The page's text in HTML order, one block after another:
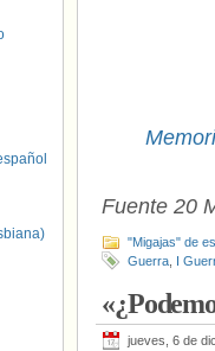
Fuente 20
"Migajas" de
Guerra I
jueves, 6 de